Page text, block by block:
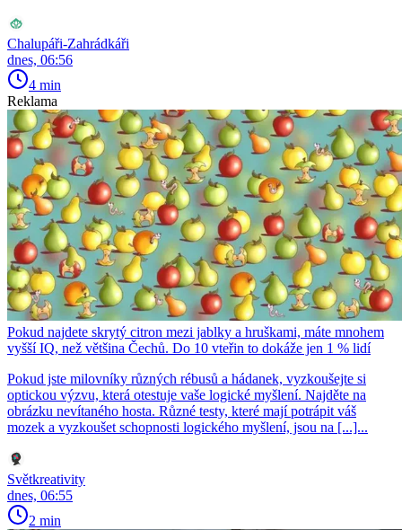
Chalupáři-Zahrádkáři
dnes, 06:56
4 min
Reklama
Pokud najdete skrytý citron mezi jablky a hruškami, máte mnohem
vyšší IQ, než většina Čechů. Do 10 vteřin to dokáže jen 1 % lidí
Pokud jste milovníky různých rébusů a hádanek, vyzkoušejte si
optickou výzvu, která otestuje vaše logické myšlení. Najděte na
obrázku nevítaného hosta. Různé testy, které mají potrápit váš
mozek a vyzkoušet schopnosti logického myšlení, jsou na [...]...
Světkreativity
dnes, 06:55
2 min